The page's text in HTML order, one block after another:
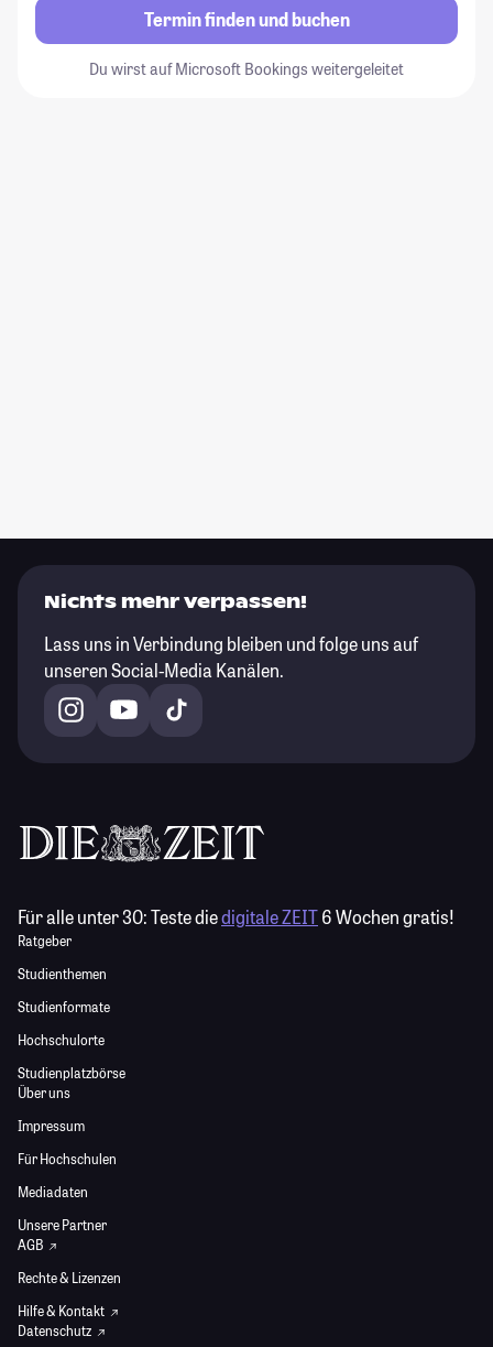
Termin finden und buchen
Du wirst auf Microsoft Bookings weitergeleitet
Nichts mehr verpassen!
Lass uns in Verbindung bleiben und folge uns auf
unseren Social-Media Kanälen.
Für alle unter 30:Teste diedigitale ZEIT6 Wochen gratis!
Ratgeber
Studienthemen
Studienformate
Hochschulorte
Studienplatzbörse
Über uns
Impressum
Für Hochschulen
Mediadaten
Unsere Partner
AGB
Rechte & Lizenzen
Hilfe & Kontakt
Datenschutz